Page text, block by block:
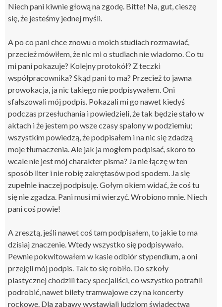
Niech pani kiwnie głową na zgodę. Bitte! Na, gut, cieszę
się, że jesteśmy jednej myśli.
A po co pani chce znowu o moich studiach rozmawiać,
przecież mówiłem, że nic mi o studiach nie wiadomo. Co tu
mi pani pokazuje? Kolejny protokół? Z teczki
współpracownika? Skąd pani to ma? Przecież to jawna
prowokacja, ja nic takiego nie podpisywałem. Oni
sfałszowali mój podpis. Pokazali mi go nawet kiedyś
podczas przesłuchania i powiedzieli, że tak będzie stało w
aktach i że jestem po wsze czasy spalony w podziemiu;
wszystkim powiedzą, że podpisałem i na nic się zdadzą
moje tłumaczenia. Ale jak ja mogłem podpisać, skoro to
wcale nie jest mój charakter pisma? Ja nie łączę w ten
sposób liter i nie robię zakrętasów pod spodem. Ja się
zupełnie inaczej podpisuję. Gołym okiem widać, że coś tu
się nie zgadza. Pani musi mi wierzyć. Wrobiono mnie. Niech
pani coś powie!
A zresztą, jeśli nawet coś tam podpisałem, to jakie to ma
dzisiaj znaczenie. Wtedy wszystko się podpisywało.
Pewnie pokwitowałem w kasie odbiór stypendium, a oni
przejęli mój podpis. Tak to się robiło. Do szkoły
plastycznej chodzili tacy specjaliści, co wszystko potrafili
podrobić, nawet bilety tramwajowe czy na koncerty
rockowe. Dla zabawy wystawiali ludziom świadectwa